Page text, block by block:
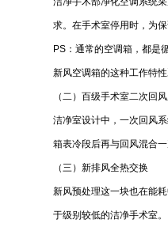
求。在手术室停用时，为
PS：通常的空调箱，都是
新风空调箱的这种工作特
（二）百级手术室二次回
洁净室设计中，一次回风
箱表冷段后再与回风混合
（三）新排风全热交换
新风预处理这一块也在能
于级别较低的洁净手术室。